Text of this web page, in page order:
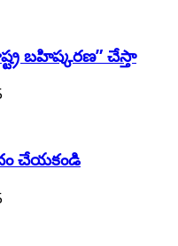
బహిష్కరణ” చేస్తా
చేయకండి